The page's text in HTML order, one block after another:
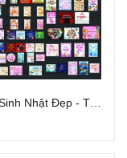
Phông Sinh Nhật Đẹp - Thiết kế theo yêu cầu